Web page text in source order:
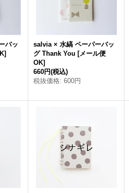
バッ
]
salvia × 水縞 ペーパーバッ
グ Thank You [メール便
OK]
660円(税込)
税抜価格: 600円